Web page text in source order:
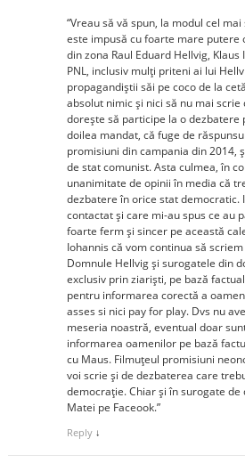
“Vreau să vă spun, la modul cel
este impusă cu foarte mare putere
din zona Raul Eduard Hellvig,
PNL, inclusiv mulţi priteni ai lui
propagandiştii săi pe coco de la
absolut nimic şi nici să nu mai scrie
doreşte să participe la o dezbatere
doilea mandat, că fuge de
promisiuni din campania din 2014,
de stat comunist. Asta culmea, în
unanimitate de opinii în media că
dezbatere în orice stat democratic.
contactat şi care mi-au spus ce au
foarte ferm şi sincer pe această
Iohannis că vom continua să
Domnule Hellvig şi surogatele din
exclusiv prin ziarişti, pe bază
pentru informarea corectă a
asses si nici pay for play. Dvs nu
meseria noastră, eventual doar
informarea oamenilor pe bază
cu Maus. Filmuţeul promisiuni
voi scrie şi de dezbaterea care
democrație. Chiar și în surogate de
Matei pe Faceook.”
Reply ↓